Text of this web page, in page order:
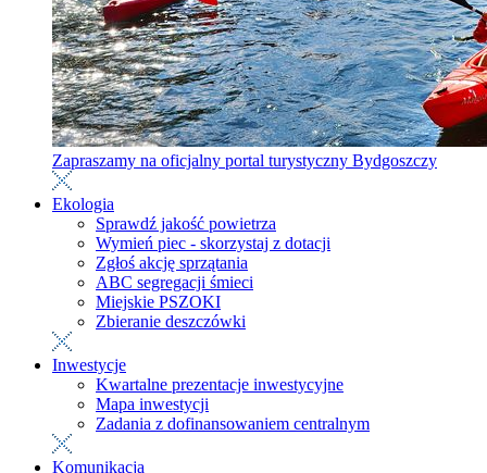
Zapraszamy na oficjalny portal turystyczny Bydgoszczy
Ekologia
Sprawdź jakość powietrza
Wymień piec - skorzystaj z dotacji
Zgłoś akcję sprzątania
ABC segregacji śmieci
Miejskie PSZOKI
Zbieranie deszczówki
Inwestycje
Kwartalne prezentacje inwestycyjne
Mapa inwestycji
Zadania z dofinansowaniem centralnym
Komunikacja